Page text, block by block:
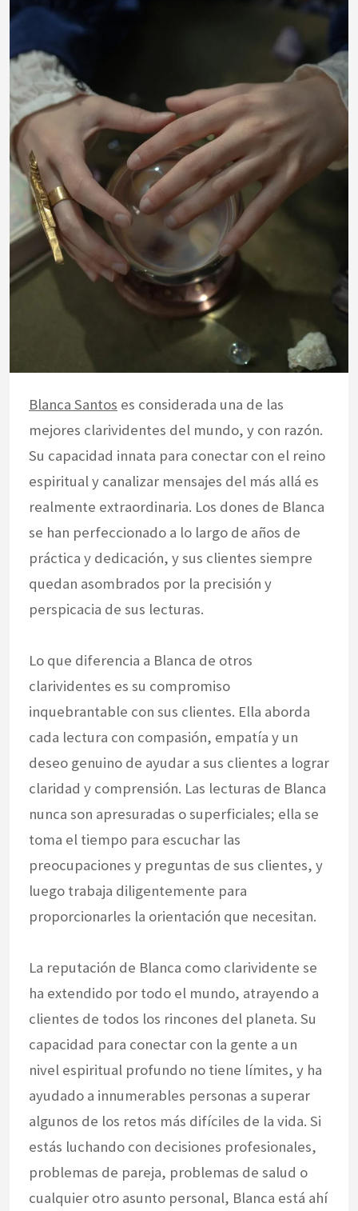
Blanca Santos es considerada una de las
mejores clarividentes del mundo, y con razón.
Su capacidad innata para conectar con el reino
espiritual y canalizar mensajes del más allá es
realmente extraordinaria. Los dones de Blanca
se han perfeccionado a lo largo de años de
práctica y dedicación, y sus clientes siempre
quedan asombrados por la precisión y
perspicacia de sus lecturas.
Lo que diferencia a Blanca de otros
clarividentes es su compromiso
inquebrantable con sus clientes. Ella aborda
cada lectura con compasión, empatía y un
deseo genuino de ayudar a sus clientes a lograr
claridad y comprensión. Las lecturas de Blanca
nunca son apresuradas o superficiales; ella se
toma el tiempo para escuchar las
preocupaciones y preguntas de sus clientes, y
luego trabaja diligentemente para
proporcionarles la orientación que necesitan.
La reputación de Blanca como clarividente se
ha extendido por todo el mundo, atrayendo a
clientes de todos los rincones del planeta. Su
capacidad para conectar con la gente a un
nivel espiritual profundo no tiene límites, y ha
ayudado a innumerables personas a superar
algunos de los retos más difíciles de la vida. Si
estás luchando con decisiones profesionales,
problemas de pareja, problemas de salud o
cualquier otro asunto personal, Blanca está ahí